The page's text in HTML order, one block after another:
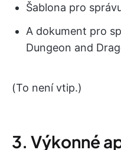
Šablona pro
A dokument pro
Dungeon and
(To není vtip.)
3. Výkonné